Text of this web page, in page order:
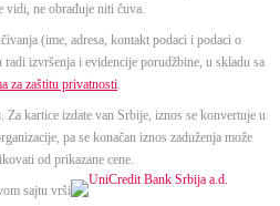
vidi, ne obrađuje niti čuva.
(ime, adresa, kontakt podaci i podaci o
izvršenja i evidencije porudžbine, u skladu sa
za zaštitu privatnosti.
Za kartice izdate van Srbije, iznos se konvertuje u
pa se konačan iznos zaduženja može
od prikazane cene.
sajtu vrši